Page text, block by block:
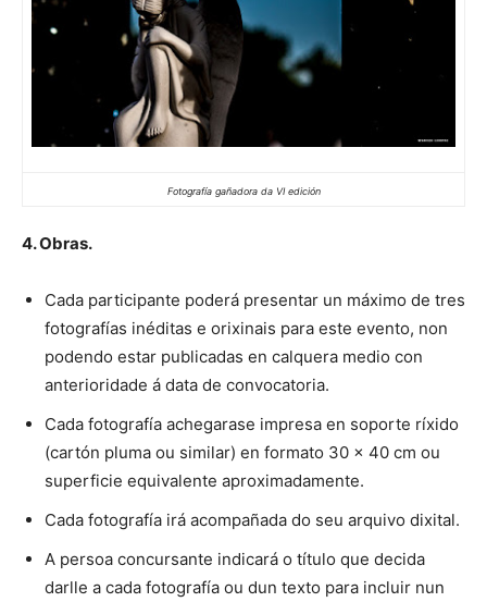
Fotografía gañadora da VI edición
4. Obras.
Cada participante poderá presentar un máximo de tres
fotografías inéditas e orixinais para este evento, non
podendo estar publicadas en calquera medio con
anterioridade á data de convocatoria.
Cada fotografía achegarase impresa en soporte ríxido
(cartón pluma ou similar) en formato 30 x 40 cm ou
superficie equivalente aproximadamente.
Cada fotografía irá acompañada do seu arquivo dixital.
A persoa concursante indicará o título que decida
darlle a cada fotografía ou dun texto para incluir nun